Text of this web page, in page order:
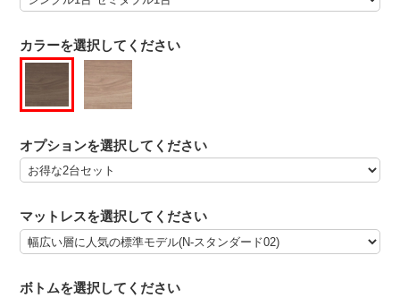
カラーを選択してください
オプションを選択してください
マットレスを選択してください
ボトムを選択してください